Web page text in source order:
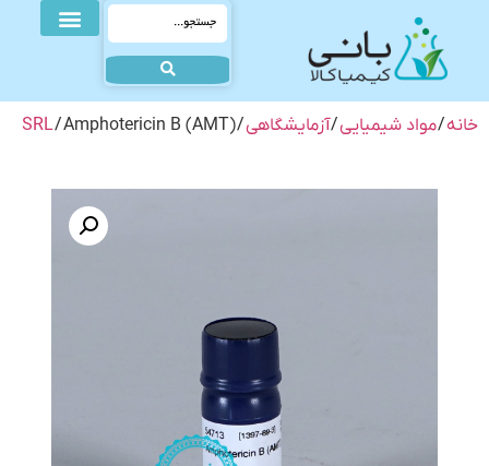
خانه/مواد شیمیایی/آزمایشگاهی/
SRL/ Amphotericin B (AMT)